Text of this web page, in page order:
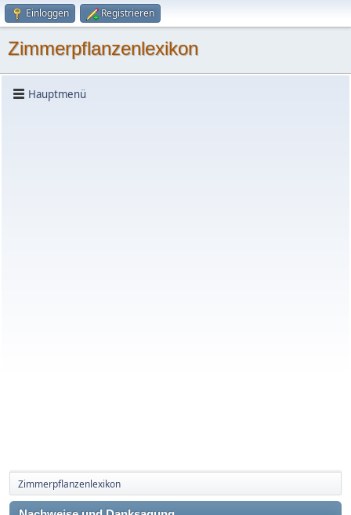
Einloggen Registrieren
Zimmerpflanzenlexikon
Hauptmenü
Zimmerpflanzenlexikon